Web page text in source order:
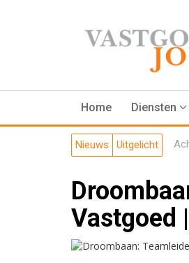
Home Diensten
Nieuws Uitgelicht
Vastgoed